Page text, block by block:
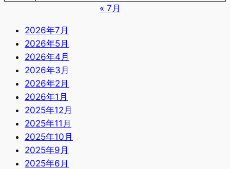
« 7月
2026年7月
2026年5月
2026年4月
2026年3月
2026年2月
2026年1月
2025年12月
2025年11月
2025年10月
2025年9月
2025年6月